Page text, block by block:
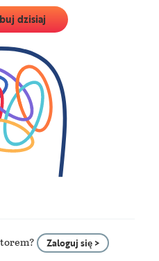
dzisiaj
Zaloguj się >